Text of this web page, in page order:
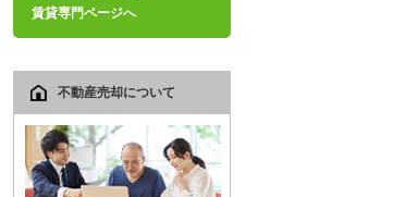
賃貸専門ページへ
不動産売却について